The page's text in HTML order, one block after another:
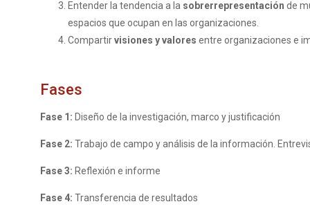
Entender la tendencia a la sobrerrepresentación de
espacios que ocupan en las organizaciones.
Compartirvisiones y valores entre organizaciones e
Fases
Fase 1: Diseño de la investigación, marco y justificación
Fase 2: Trabajo de campo y análisis de la información.
Fase 3: Reflexión e informe
Fase 4: Transferencia de resultados